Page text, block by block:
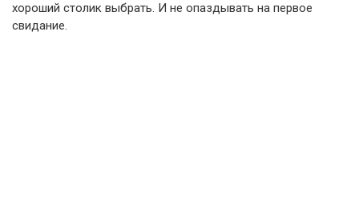
хороший столик выбрать. И не опаздывать на первое
свидание.